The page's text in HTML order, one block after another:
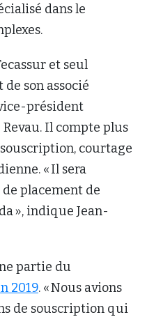
dans le
et seul
son associé
président
Il compte plus
souscription, courtage
« Il sera
placement de
», indique Jean-
partie du
2019. « Nous avions
de souscription qui